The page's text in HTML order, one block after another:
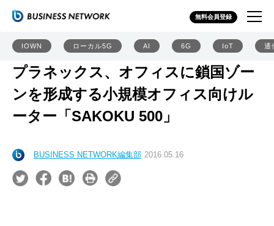
無料会員登録
IOWN ローカル5G AI 6G IoT 通
プラネックス、オフィスに鎖国ゾー
ンを形成する小規模オフィス向けル
ーター「SAKOKU 500」
BUSINESS NETWORK編集部 2016.05.16